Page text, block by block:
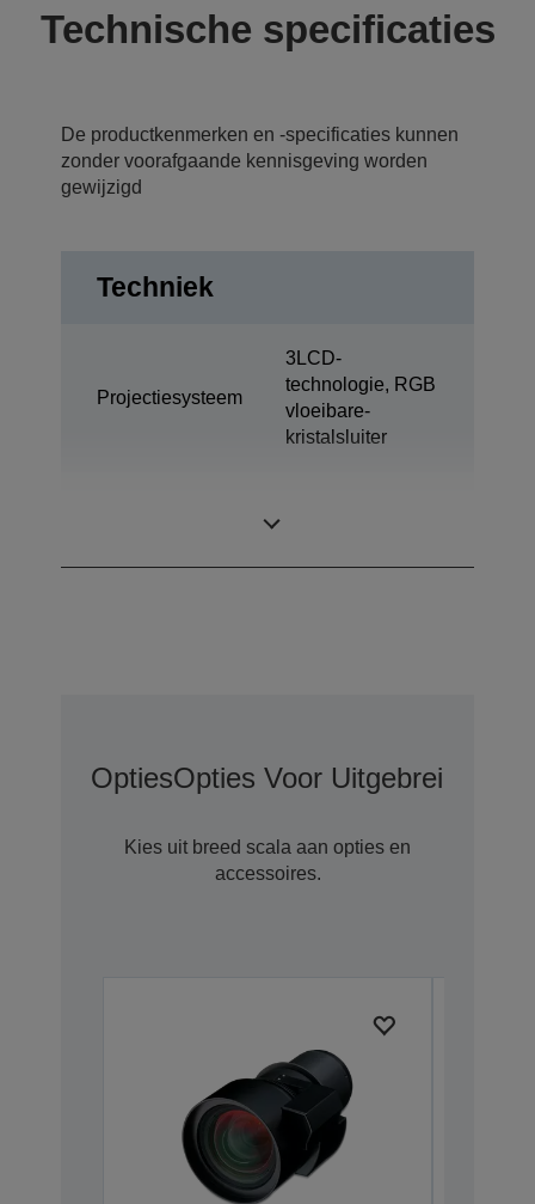
Technische specificaties
De productkenmerken en -specificaties kunnen
zonder voorafgaande kennisgeving worden
gewijzigd
Techniek
Projectiesysteem
3LCD-
technologie, RGB
vloeibare-
kristalsluiter
OptiesOpties Voor Uitgebreide
Kies uit breed scala aan opties en
accessoires.